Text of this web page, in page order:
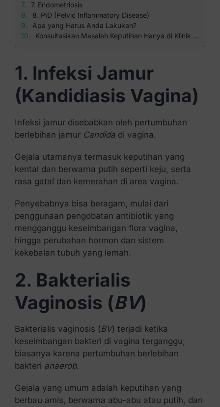
7. Endometriosis
8. PID (Pelvic Inflammatory Disease)
Apa yang Harus Anda Lakukan?
Konsultasikan Masalah Keputihan Hanya di Klinik Apollo
1. Infeksi Jamur
(Kandidiasis Vagina)
Infeksi jamur disebabkan oleh pertumbuhan
berlebihan jamur Candidadi vagina.
Gejala utamanya termasuk keputihan yang
kental dan berwarna putih seperti keju, serta
rasa gatal dan kemerahan di area vagina.
Penyebabnya bisa beragam, mulai dari
penggunaan pengobatan antibiotik yang
mengganggu keseimbangan flora vagina,
hingga perubahan hormon dan sistem
kekebalan tubuh yang lemah.
2. Bakterialis
Vaginosis (BV)
Bakterialis vaginosis (BV) terjadi ketika
keseimbangan bakteri di vagina terganggu,
biasanya karena pertumbuhan berlebihan
bakteri anaerob.
Gejala yang umum adalah keputihan yang
berbau amis, berwarna abu-abu atau putih, dan